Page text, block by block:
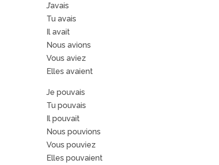
J’avais
Tu avais
Il avait
Nous avions
Vous aviez
Elles avaient
Je pouvais
Tu pouvais
Il pouvait
Nous pouvions
Vous pouviez
Elles pouvaient